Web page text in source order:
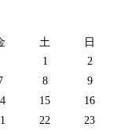
土
日
1
2
8
9
15
16
22
23